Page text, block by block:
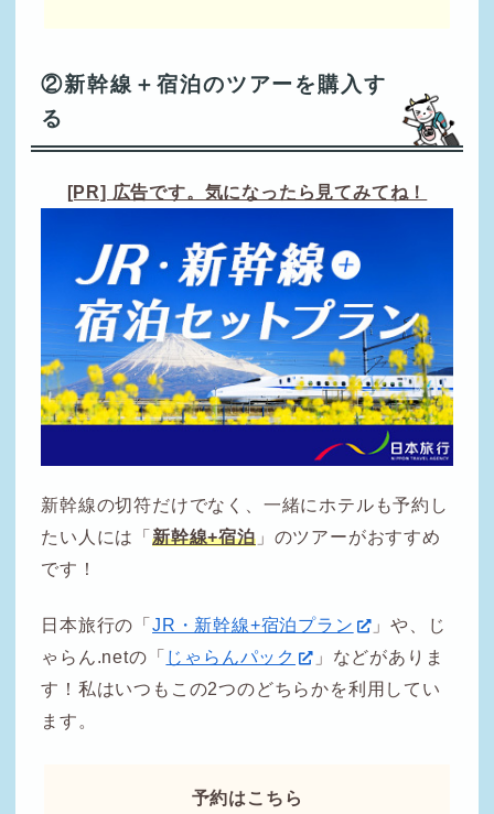
②新幹線＋宿泊のツアーを購入す
る
[PR] 広告です。気になったら見てみてね！
新幹線の切符だけでなく、一緒にホテルも予約し
たい人には「新幹線+宿泊」のツアーがおすすめ
です！
日本旅行の「JR・新幹線+宿泊プラン
」や、じ
ゃらん.netの「 じゃらんパック
」などがありま
す！私はいつもこの2つのどちらかを利用してい
ます。
予約はこちら